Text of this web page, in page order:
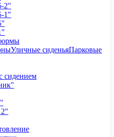
2"
1"
Уличные сиденьяПарковые
сидением